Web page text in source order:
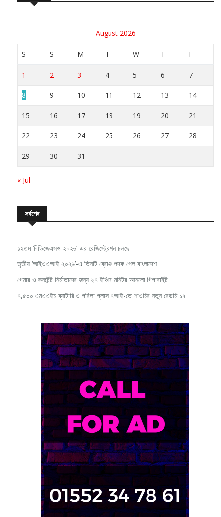
August 2026
S S M T W T F
1 2 3 4 5 6 7
8 9 10 11 12 13 14
15 16 17 18 19 20 21
22 23 24 25 26 27 28
29 30 31
« Jul
সর্বশেষ
১২তম ‘বিডিজেএসও ২০২৬’-এর রেজিস্ট্রেশন চলছে
তৃতীয় ‘আইওএআই ২০২৬’-এ তিনটি ব্রোঞ্জ পদক পেল বাংলাদেশ
গেমার ও কনটেন্ট নির্মাতাদের জন্য ২৭ ইঞ্চির মনিটর আনলো গিগাবাইট
৭,৫০০ এমএএইচ ব্যাটারি ও গরিলা গ্লাস ৭আই-তে শাওমির নতুন রেডমি ১৭